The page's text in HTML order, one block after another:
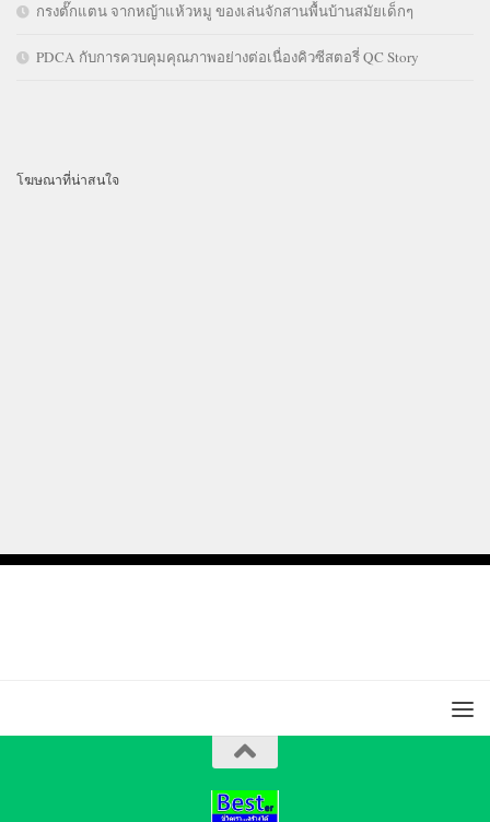
กรงตั๊กแตน จากหญ้าแห้วหมู ของเล่นจักสานพื้นบ้านสมัยเด็กๆ
PDCA กับการควบคุมคุณภาพอย่างต่อเนื่องคิวซีสตอรี่ QC Story
โฆษณาที่น่าสนใจ